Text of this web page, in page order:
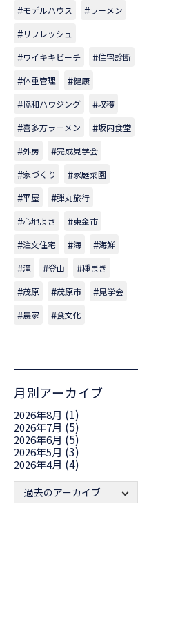
モデルハウス
ラーメン
リフレッシュ
ワイキキビーチ
住宅診断
体重管理
健康
協和ハウジング
収穫
喜多方ラーメン
坂内食堂
外房
完成見学会
家づくり
家庭菜園
平屋
弾丸旅行
心地よさ
東金市
注文住宅
海
海鮮
滝
登山
種まき
茂原
茂原市
見学会
農家
食文化
月別アーカイブ
2026年8月 (1)
2026年7月 (5)
2026年6月 (5)
2026年5月 (3)
2026年4月 (4)
過去のアーカイブ